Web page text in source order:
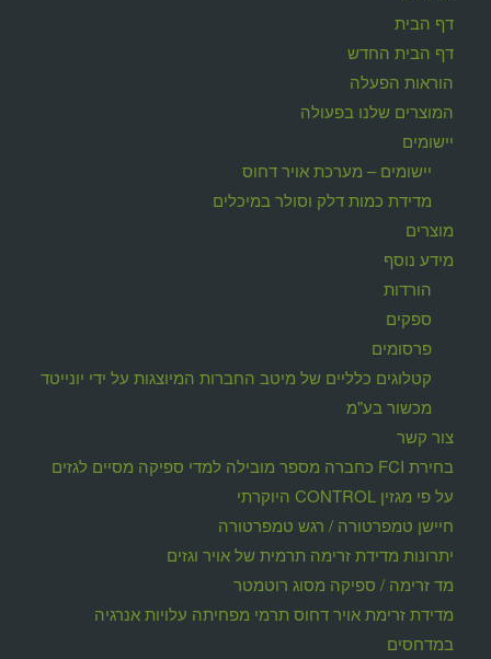
דף הבית
דף הבית החדש
הוראות הפעלה
המוצרים שלנו בפעולה
יישומים
יישומים – מערכת אויר דחוס
מדידת כמות דלק וסולר במיכלים
מוצרים
מידע נוסף
הורדות
ספקים
פרסומים
קטלוגים כלליים של מיטב החברות המיוצגות על ידי יונייטד
מכשור בע"מ
צור קשר
בחירת FCI כחברה מספר מובילה למדי ספיקה מסיים לגזים
על פי מגזין CONTROL היוקרתי
חיישן טמפרטורה / רגש טמפרטורה
יתרונות מדידת זרימה תרמית של אויר וגזים
מד זרימה / ספיקה מסוג רוטמטר
מדידת זרימת אויר דחוס תרמי מפחיתה עלויות אנרגיה
במדחסים